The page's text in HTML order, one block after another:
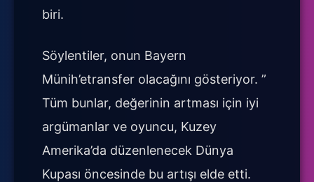
biri.
Söylentiler, onun Bayern
Münih’etransfer olacağını gösteriyor. ”
Tüm bunlar, değerinin artması için iyi
argümanlar ve oyuncu, Kuzey
Amerika’da düzenlenecek Dünya
Kupası öncesinde bu artışı elde etti.